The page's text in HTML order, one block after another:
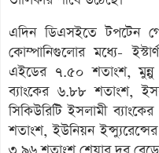
এদিন ডিএসইতে টপটেন
কোম্পানিগুলোর মধ্যে-
এইডের ৭.৫০ শতাংশ, মুন্নু
ব্যাংকের ৬.৮৮ শতাংশ,
সিকিউরিটি ইসলামী
শতাংশ, ইউনিয়ন